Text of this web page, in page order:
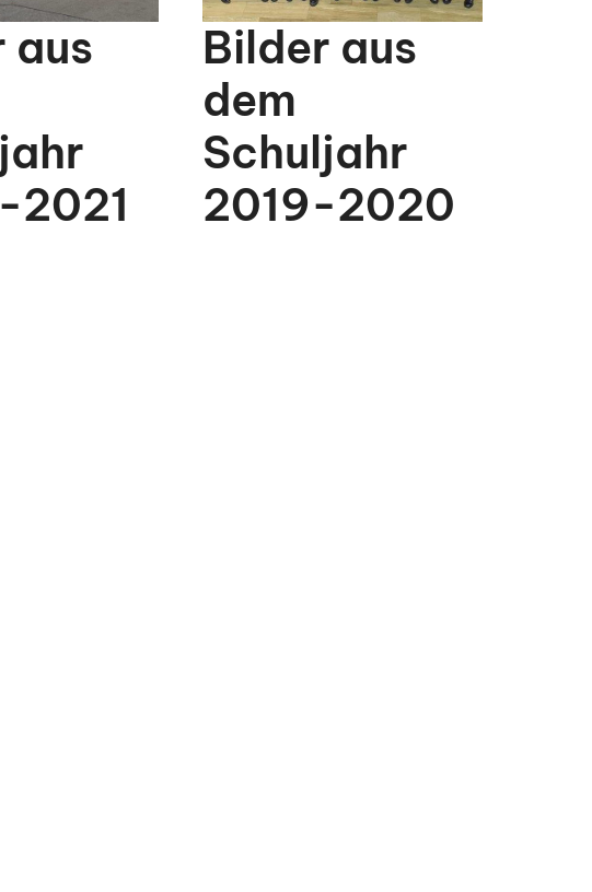
aus
Bilder aus
dem
Schuljahr
2019-2020